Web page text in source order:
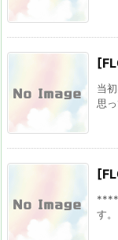
当
思
す